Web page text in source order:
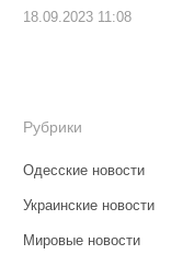
18.09.2023 11:08
Рубрики
Одесские новости
Украинские новости
Мировые новости